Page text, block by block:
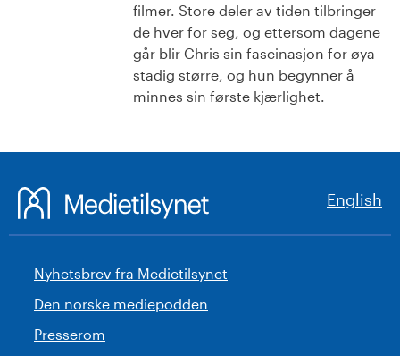
filmer. Store deler av tiden tilbringer
de hver for seg, og ettersom dagene
går blir Chris sin fascinasjon for øya
stadig større, og hun begynner å
minnes sin første kjærlighet.
English
Nyhetsbrev fra Medietilsynet
Den norske mediepodden
Presserom